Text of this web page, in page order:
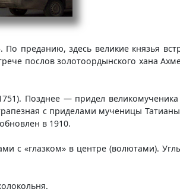
преданию, здесь великие князья
послов золотоордынского хана
Позднее — придел великомученика
с приделами мученицы
в 1910.
с «глазком» в центре (волютами).